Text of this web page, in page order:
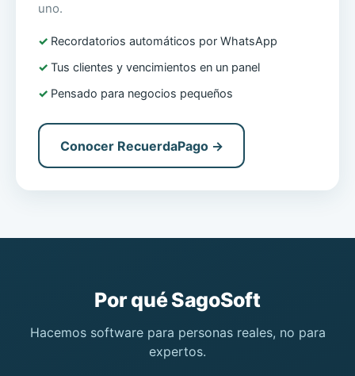
uno.
Recordatorios automáticos por WhatsApp
Tus clientes y vencimientos en un panel
Pensado para negocios pequeños
Conocer RecuerdaPago →
Por qué SagoSoft
Hacemos software para personas reales, no para
expertos.